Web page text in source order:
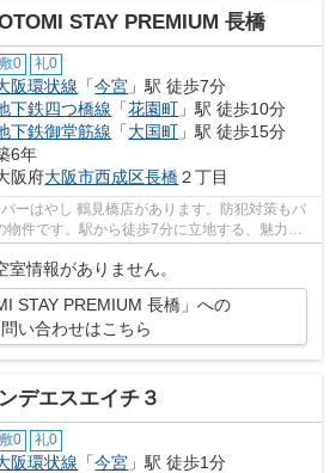
STAY PREMIUM 長橋
敷0 礼0
阪環状線 「今宮 」駅 徒歩7分
下鉄四つ橋線 「花園町 」駅 徒歩10分
下鉄御堂筋線 「大国町 」駅 徒歩15分
6年
阪府大阪市西成区長橋２丁目
ーはやし 鶴見橋店があります。防犯対策もバ
物件です。駅から徒歩7分に立地する、魅力的
室情報がありません。
STAY PREMIUM 長橋」への
い合わせはこちら
デエスエイチ３
敷0 礼0
阪環状線 「今宮 」駅 徒歩1分